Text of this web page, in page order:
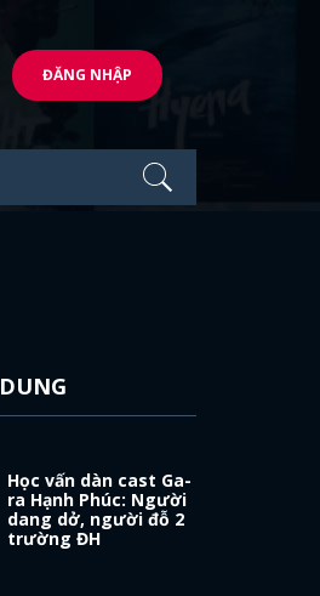
ĐĂNG NHẬP
Học vấn dàn cast Ga-
ra Hạnh Phúc: Người
dang dở, người đỗ 2
trường ĐH